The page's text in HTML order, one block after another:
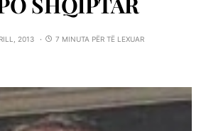
2013
7 MINUTA PËR TË LEXUAR